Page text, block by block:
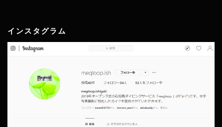
インスタグラム